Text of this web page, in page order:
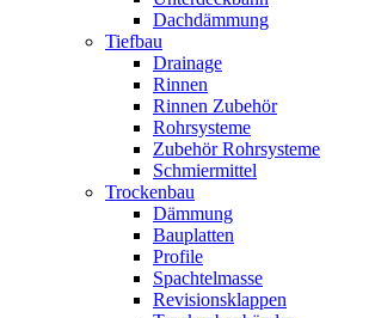
Dachdämmung
Tiefbau
Drainage
Rinnen
Rinnen Zubehör
Rohrsysteme
Zubehör Rohrsysteme
Schmiermittel
Trockenbau
Dämmung
Bauplatten
Profile
Spachtelmasse
Revisionsklappen